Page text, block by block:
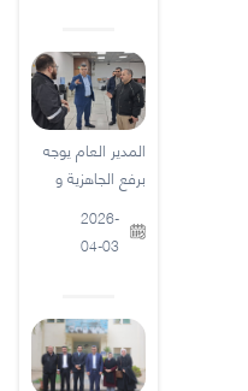
المدير العام يوجه
برفع الجاهزية و
2026-
04-03